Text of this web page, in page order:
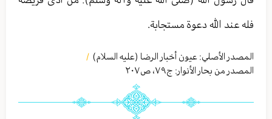
فله عند الله دعوة مستجابة.
المصدر الأصلي: عيون أخبار الرضا (عليه السلام) /
المصدر من بحار الأنوار: ج٧٩، ص٢٠٧